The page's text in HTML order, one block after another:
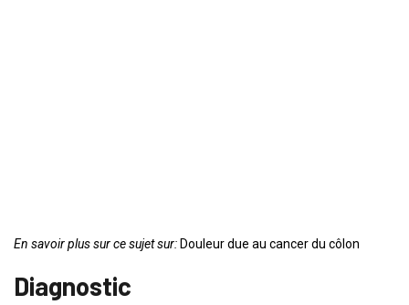
En savoir plus sur ce sujet sur: Douleur due au cancer du côlon
Diagnostic